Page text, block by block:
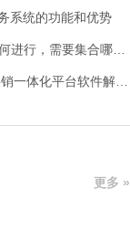
系统的功能和优势
更多 »